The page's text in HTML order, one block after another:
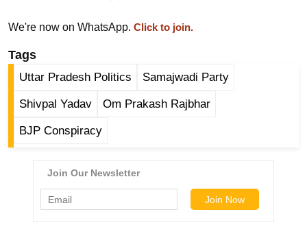
बॉ
ली
ड
हॉ
We're now on WhatsApp. Click to join.
Tags
Uttar Pradesh Politics Samajwadi Party
Shivpal Yadav Om Prakash Rajbhar
BJP Conspiracy